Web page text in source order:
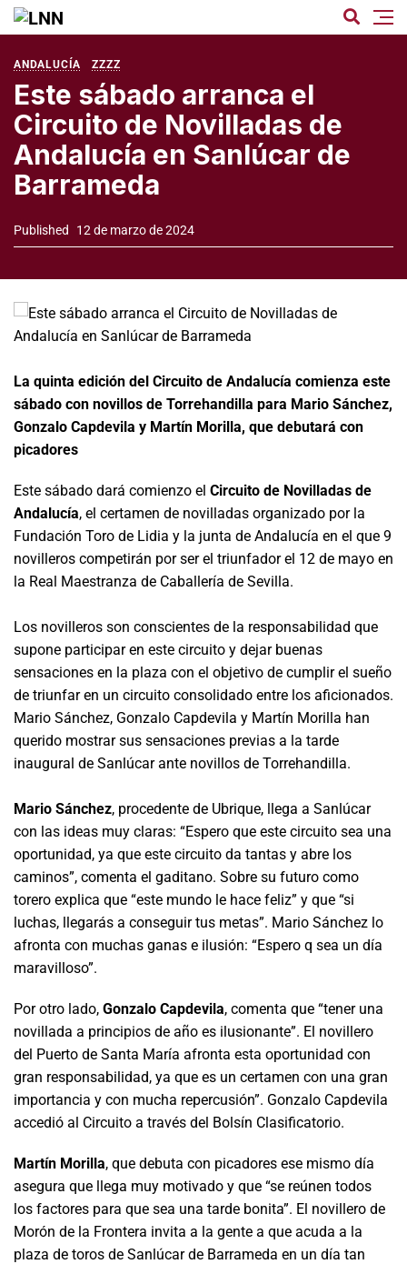
ANDALUCÍA ZZZZ
Este sábado arranca el
Circuito de Novilladas de
Andalucía en Sanlúcar de
Barrameda
Published 12 de marzo de 2024
La quinta edición del Circuito de Andalucía comienza este
sábado con novillos de Torrehandilla para Mario Sánchez,
Gonzalo Capdevila y Martín Morilla, que debutará con
picadores
Este sábado dará comienzo el Circuito de Novilladas de
Andalucía, el certamen de novilladas organizado por la
Fundación Toro de Lidia y la junta de Andalucía en el que 9
novilleros competirán por ser el triunfador el 12 de mayo en
la Real Maestranza de Caballería de Sevilla.
Los novilleros son conscientes de la responsabilidad que
supone participar en este circuito y dejar buenas
sensaciones en la plaza con el objetivo de cumplir el sueño
de triunfar en un circuito consolidado entre los aficionados.
Mario Sánchez, Gonzalo Capdevila y Martín Morilla han
querido mostrar sus sensaciones previas a la tarde
inaugural de Sanlúcar ante novillos de Torrehandilla.
Mario Sánchez, procedente de Ubrique, llega a Sanlúcar
con las ideas muy claras: “Espero que este circuito sea una
oportunidad, ya que este circuito da tantas y abre los
caminos”, comenta el gaditano. Sobre su futuro como
torero explica que “este mundo le hace feliz” y que “si
luchas, llegarás a conseguir tus metas”. Mario Sánchez lo
afronta con muchas ganas e ilusión: “Espero q sea un día
maravilloso”.
Por otro lado, Gonzalo Capdevila, comenta que “tener una
novillada a principios de año es ilusionante”. El novillero
del Puerto de Santa María afronta esta oportunidad con
gran responsabilidad, ya que es un certamen con una gran
importancia y con mucha repercusión”. Gonzalo Capdevila
accedió al Circuito a través del Bolsín Clasificatorio.
Martín Morilla, que debuta con picadores ese mismo día
asegura que llega muy motivado y que “se reúnen todos
los factores para que sea una tarde bonita”. El novillero de
Morón de la Frontera invita a la gente a que acuda a la
plaza de toros de Sanlúcar de Barrameda en un día tan